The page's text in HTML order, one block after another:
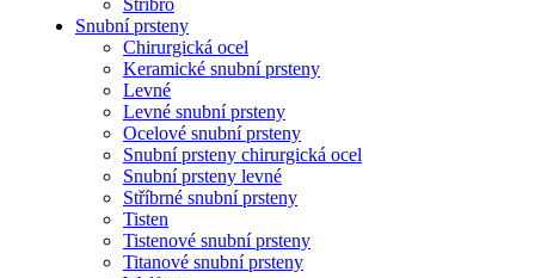
Stříbro
Snubní prsteny
Chirurgická ocel
Keramické snubní prsteny
Levné
Levné snubní prsteny
Ocelové snubní prsteny
Snubní prsteny chirurgická ocel
Snubní prsteny levné
Stříbrné snubní prsteny
Tisten
Tistenové snubní prsteny
Titanové snubní prsteny